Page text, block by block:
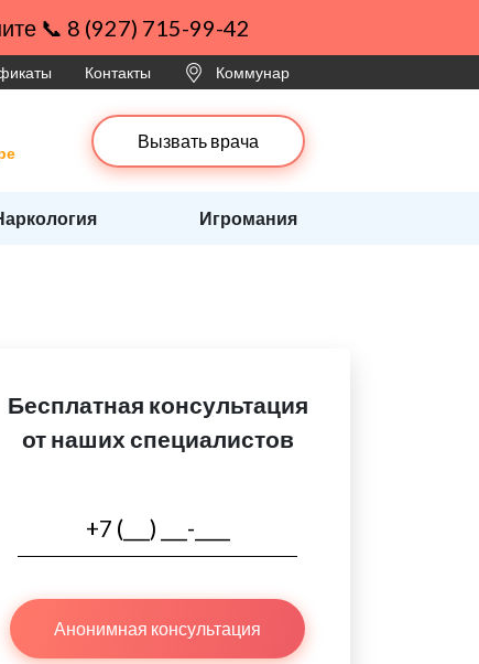
📞 8 (927) 715-99-42
Контакты Коммунар
Вызвать врача
Игромания
Бесплатная консультация
от наших специалистов
Анонимная консультация